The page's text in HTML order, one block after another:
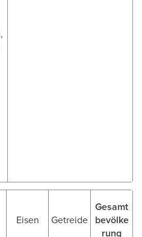
Eisen Getreide
Gesamt
bevölke
rung